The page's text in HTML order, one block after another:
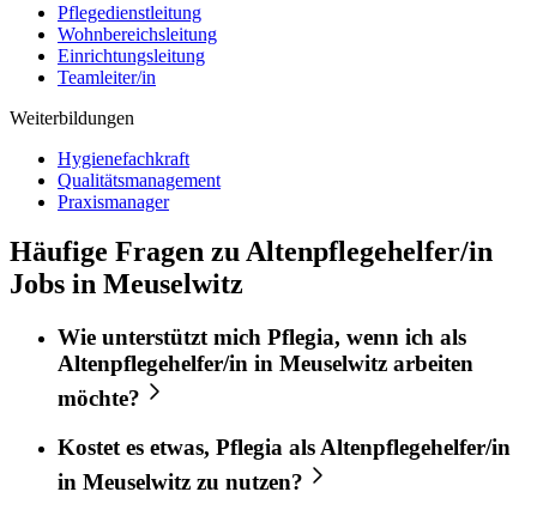
Pflegedienstleitung
Wohnbereichsleitung
Einrichtungsleitung
Teamleiter/in
Weiterbildungen
Hygienefachkraft
Qualitätsmanagement
Praxismanager
Häufige Fragen zu Altenpflegehelfer/in
Jobs in Meuselwitz
Wie unterstützt mich Pflegia, wenn ich als
Altenpflegehelfer/in in Meuselwitz arbeiten
möchte?
Kostet es etwas, Pflegia als Altenpflegehelfer/in
in Meuselwitz zu nutzen?